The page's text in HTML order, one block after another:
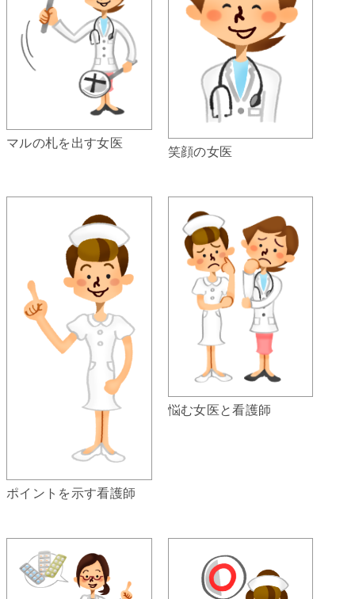
マルの札を出す女医
笑顔の女医
ポイントを示す看護師
悩む女医と看護師